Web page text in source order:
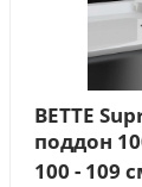
BETTE
поддон
100 - 109